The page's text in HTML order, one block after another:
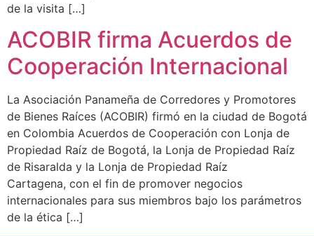
de la visita […]
ACOBIR firma Acuerdos de
Cooperación Internacional
La Asociación Panameña de Corredores y Promotores
de Bienes Raíces (ACOBIR) firmó en la ciudad de Bogotá
en Colombia Acuerdos de Cooperación con Lonja de
Propiedad Raíz de Bogotá, la Lonja de Propiedad Raíz
de Risaralda y la Lonja de Propiedad Raíz
Cartagena, con el fin de promover negocios
internacionales para sus miembros bajo los parámetros
de la ética […]